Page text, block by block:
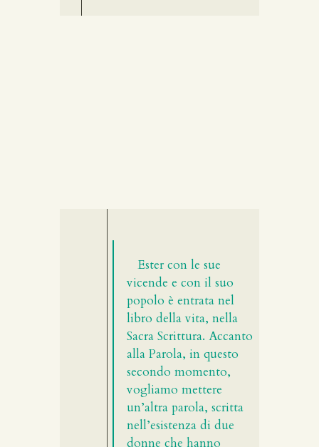
Ester con le sue
vicende e con il suo
popolo è entrata nel
libro della vita, nella
Sacra Scrittura. Accanto
alla Parola, in questo
secondo momento,
vogliamo mettere
un’altra parola, scritta
nell’esistenza di due
donne che hanno